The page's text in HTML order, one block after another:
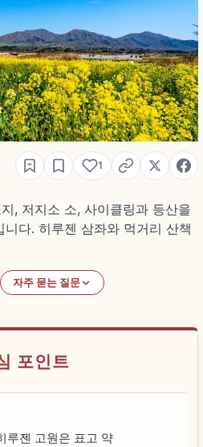
1
, 저지소 소, 사이클링과 등산을
다. 히루젠 삼좌와 먹거리 산책
자주 묻는 질문
포인트
루젠 고원은 표고 약